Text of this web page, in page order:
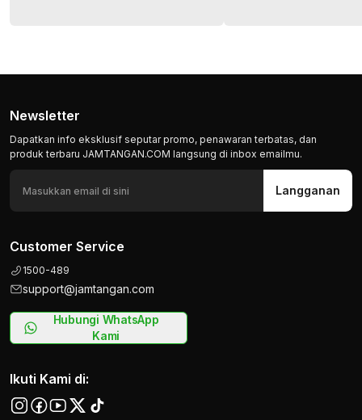
Newsletter
Dapatkan info eksklusif seputar promo, penawaran terbatas, dan
produk terbaru JAMTANGAN.COM langsung di inbox emailmu.
Langganan
Customer Service
1500-489
support@jamtangan.com
Hubungi WhatsApp
Kami
Ikuti Kami di: